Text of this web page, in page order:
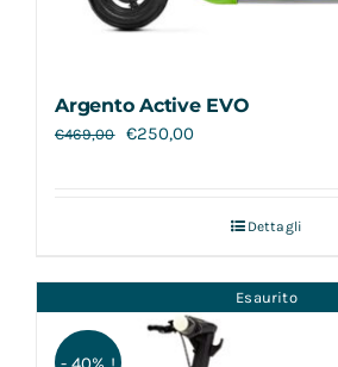
Argento Active EVO
€469,00 €250,00
Dettagli
Esaurito